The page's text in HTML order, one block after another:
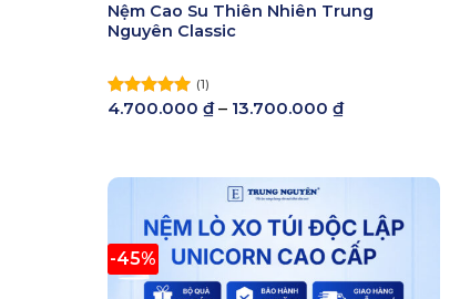
Nệm Cao Su Thiên Nhiên Trung
Nguyên Classic
Được xếp
(1)
4.700.000 ₫ – 13.700.000 ₫Khoảng
giá:
đến
13.700.000 ₫
-45%